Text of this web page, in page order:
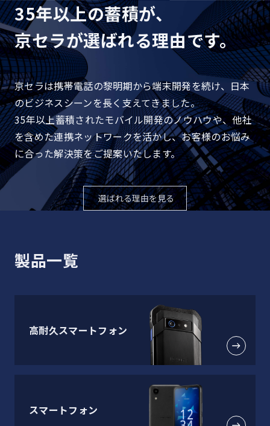
35年以上の蓄積が、
京セラが選ばれる理由です。
京セラは携帯電話の黎明期から端末開発を続け、日本
のビジネスシーンを長く支えてきました。
35年以上蓄積されたモバイル開発のノウハウや、他社
を含めた連携ネットワークを活かし、お客様のお悩み
に合った解決策をご提案いたします。
選ばれる理由を見る
製品一覧
高耐久スマートフォン
スマートフォン